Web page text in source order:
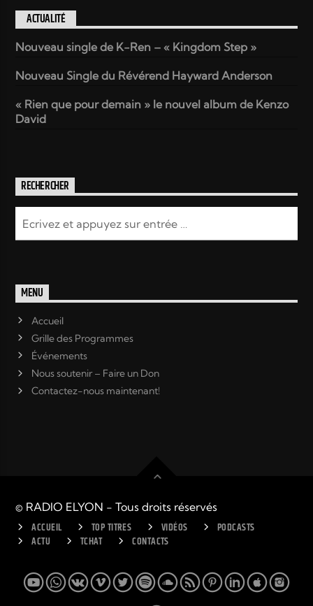
ACTUALITÉ
Nouveau single de K-Ren – « Kingdom Step »
Nouveau Single du Révérend Hayward Anderson
« Rien que pour demain » le nouvel album de Kenzo
David
RECHERCHER
MENU
Accueil
Grille des Programmes
Événements
Nous soutenir – Faire un Don
Contactez-nous maintenant!
© RADIO ELYON - Tous droits réservés
ACCUEIL TOP TITRES VIDÉOS
PODCASTS
ACTU
TCHAT CONTACTS